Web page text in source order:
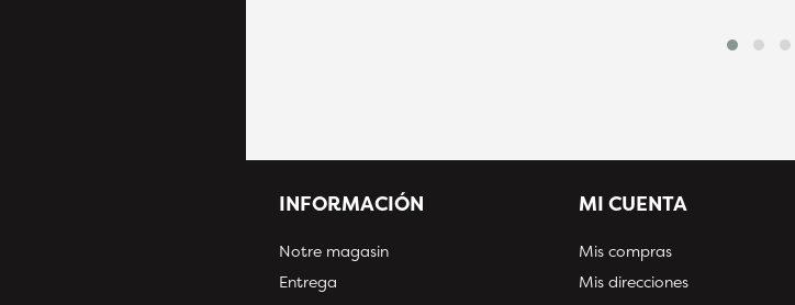
INFORMACIÓN
Notre magasin
Entrega
MI CUENTA
Mis compras
Mis direcciones